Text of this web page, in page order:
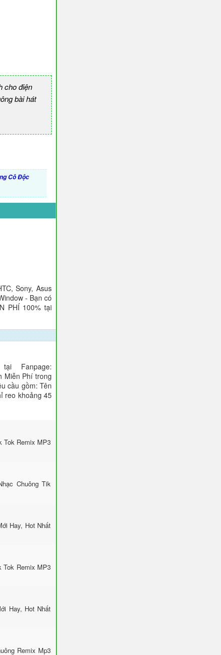
cho điện
bài hát
Cô Độc
Sony, Asus
- Bạn có
PHÍ 100% tại
Fanpage:
Miễn Phí trong
cầu gồm: Tên
reo khoảng 45
Tok Remix MP3
Chuông Tik
Hay, Hot Nhất
Tok Remix MP3
Hay, Hot Nhất
Remix Mp3